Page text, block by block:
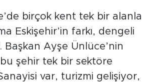
birçok kent tek bir alanla
Eskişehir’in farkı, dengeli
Başkan Ayşe Ünlüce’nin
şehir tek bir sektöre
var, turizmi gelişiyor,